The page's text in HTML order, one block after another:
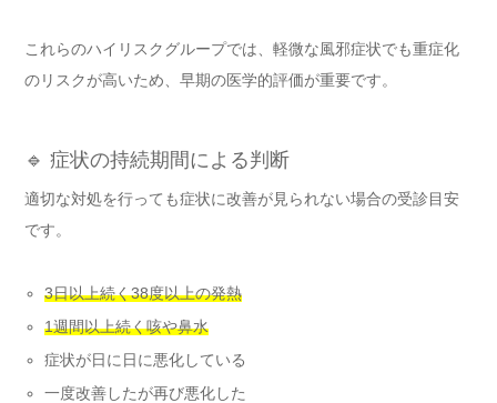
これらのハイリスクグループでは、軽微な風邪症状でも重症化
のリスクが高いため、早期の医学的評価が重要です。
🔹 症状の持続期間による判断
適切な対処を行っても症状に改善が見られない場合の受診目安
です。
3日以上続く38度以上の発熱
1週間以上続く咳や鼻水
症状が日に日に悪化している
一度改善したが再び悪化した